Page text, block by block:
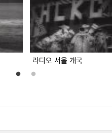
라디오 서울 개국